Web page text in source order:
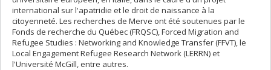
international sur l'apatridie et le droit de naissance à la
citoyenneté. Les recherches de Merve ont été soutenues par le
Fonds de recherche du Québec (FRQSC), Forced Migration and
Refugee Studies : Networking and Knowledge Transfer (FFVT), le
Local Engagement Refugee Research Network (LERRN) et
l'Université McGill, entre autres.